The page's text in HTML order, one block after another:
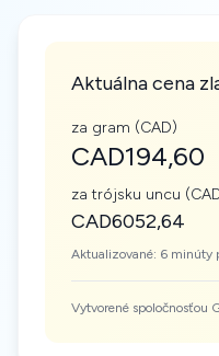
Aktuálna cena
za gram (CAD)
CAD194,60
za trójsku uncu
CAD6052,64
Aktualizované: 6 minúty
Vytvorené spoločnosťou